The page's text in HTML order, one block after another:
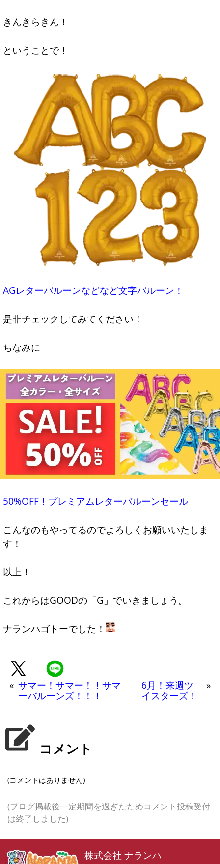
きんきらきん！
ということで！
AGレターバルーンなどなど文字バルーン！
是非チェックしてみてください！
ちなみに
50%OFF！プレミアムレターバルーンセール
こんなのもやってるのでよろしくお願いいたしま
す！
以上！
これからはGOODの「G」でいきましょう。
ナランハゴトーでした！
« サマー！サマー！！サマ
ーバルーンズ！！！
6月！来週ツ
イスターズ！
»
コメント
(コメントはありません)
(ブログ掲載後一定期間を過ぎたためコメント投稿受付
は終了しました)
株式会社 ナランハ